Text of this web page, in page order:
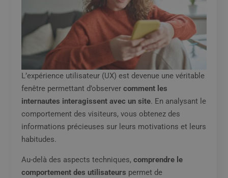
L’expérience utilisateur (UX) est devenue une véritable
fenêtre permettant d’observercomment les
internautes interagissent avec un site. En analysant le
comportement des visiteurs, vous obtenez des
informations précieuses sur leurs motivations et leurs
habitudes.
Au-delà des aspects techniques,comprendre le
comportement des utilisateurs permet de